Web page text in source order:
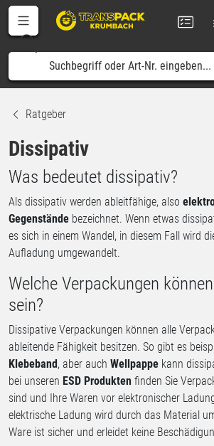
Ratgeber
Dissipativ
Was bedeutet dissipativ?
Als dissipativ werden ableitfähige, also
Gegenstände bezeichnet. Wenn etwas
es sich in einem Wandel, in diesem Fall wird
Aufladung umgewandelt.
Welche Verpackungen
sein?
Dissipative Verpackungen können alle
ableitende Fähigkeit besitzen. So gibt es
Klebeband, aber auch Wellpappe kann
bei unseren ESD Produkten finden Sie
sind und Ihre Waren vor elektronischer
elektrische Ladung wird durch das Material
Ware ist sicher und erleidet keine